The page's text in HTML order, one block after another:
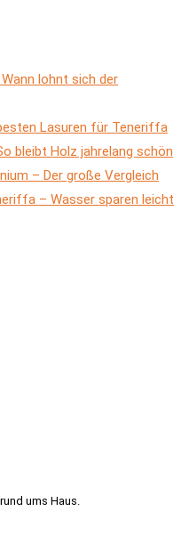
lohnt sich der
Lasuren für Teneriffa
bleibt Holz jahrelang schön
– Der große Vergleich
– Wasser sparen leicht
ums Haus.